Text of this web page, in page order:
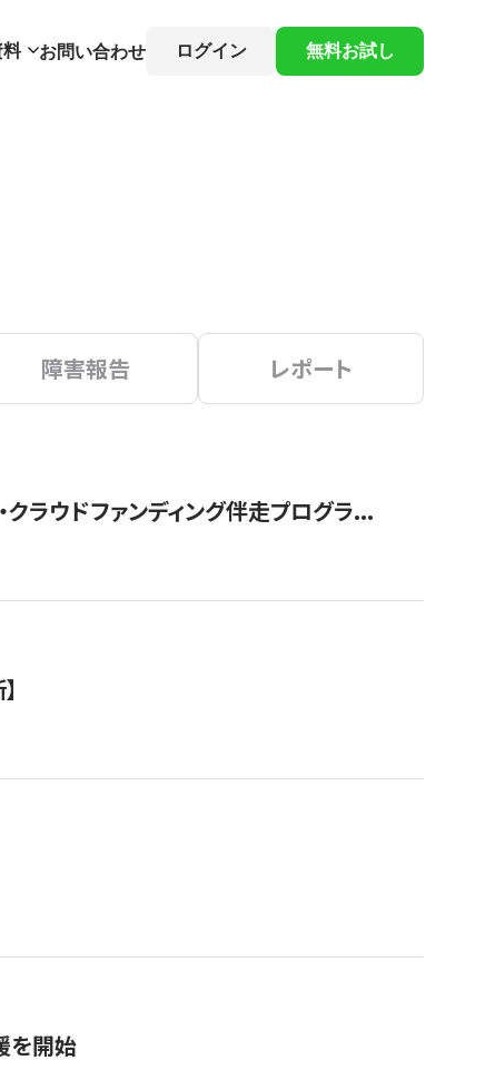
料 お問い合わせ ログイン 無料お試し
障害報告 レポート
ラウドファンディング伴走プログラ...
を開始